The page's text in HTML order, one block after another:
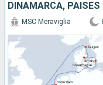
MSC Meraviglia